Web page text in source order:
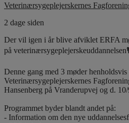
Veterinærsygeplejerskernes
2 dage siden
Der vil igen i år blive afviklet ERFA
på
Denne gang med 3 møder
Veterinærsygeplejerskernes
Hansenberg på Vranderupvej og d.
Programmet byder blandt andet på:
- Information om den nye